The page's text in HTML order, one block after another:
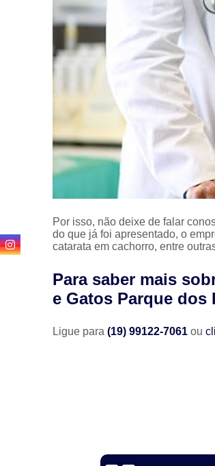
Por isso, não deixe de falar
do que já foi apresentado, o
catarata em cachorro, entre
Para saber mais
e Gatos Parque dos
Ligue para(19) 99122-7061ou